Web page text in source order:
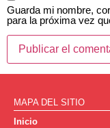
Guarda mi nombre,
para la próxima vez
MAPA DEL SITIO
Inicio